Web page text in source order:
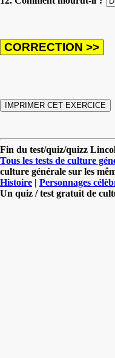
Fin du test/quiz/quizz
Tous les tests de culture
culture générale sur les
Histoire | Personnages
Un quiz / test gratuit de